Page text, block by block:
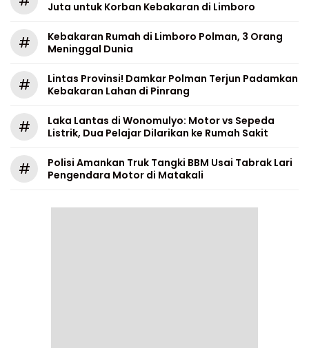
Juta untuk Korban Kebakaran di Limboro
#
Kebakaran Rumah di Limboro Polman, 3 Orang
Meninggal Dunia
#
Lintas Provinsi! Damkar Polman Terjun Padamkan
Kebakaran Lahan di Pinrang
#
Laka Lantas di Wonomulyo: Motor vs Sepeda
Listrik, Dua Pelajar Dilarikan ke Rumah Sakit
#
Polisi Amankan Truk Tangki BBM Usai Tabrak Lari
Pengendara Motor di Matakali